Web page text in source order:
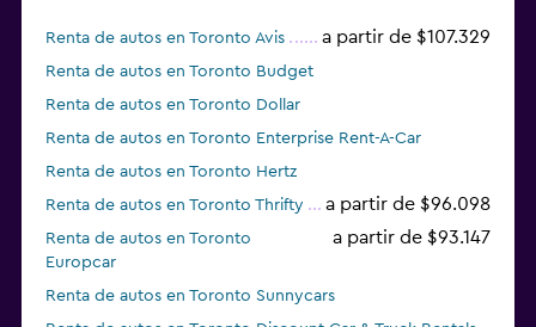
Renta de autos en Toronto Avis a partir de $107.329
Renta de autos en Toronto Budget
Renta de autos en Toronto Dollar
Renta de autos en Toronto Enterprise Rent-A-Car
Renta de autos en Toronto Hertz
Renta de autos en Toronto Thrifty
a partir de $96.098
Renta de autos en Toronto
Europcar
a partir de $93.147
Renta de autos en Toronto Sunnycars